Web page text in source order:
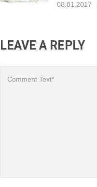
08.01.2017
LEAVE A REPLY